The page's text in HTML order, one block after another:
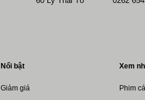
Nổi bật
Giảm giá
Xem
Phim